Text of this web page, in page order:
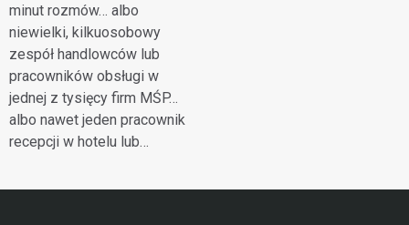
minut rozmów… albo
niewielki, kilkuosobowy
zespół handlowców lub
pracowników obsługi w
jednej z tysięcy firm MŚP…
albo nawet jeden pracownik
recepcji w hotelu lub…